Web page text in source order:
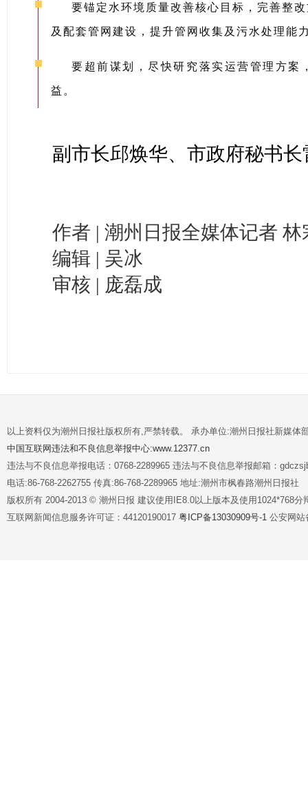
要锚定水环境质量改善核心目标，完善整
及配套管网建设，提升管网收集及污水处理能
要超前谋划，尽快研究落实运营管理方
益。
副市长邱焕华、市政府秘书
作者 | 潮州日报全媒体记者 林
编辑 | 吴冰
审核 | 庞磊成
以上资料仅为潮州日报社版权所有,严禁转载。 承办单位:潮州日报社新媒体
中国互联网违法和不良信息举报中心:www.12377.cn
违法与不良信息举报电话：0768-2289965 违法与不良信息举报邮箱：
电话:86-768-2262755 传真:86-768-2289965 地址:潮州市枫春路潮州日报社
版权所有 2004-2013 © 潮州日报 建议使用IE8.0以上版本及使用1024*768分
互联网新闻信息服务许可证：44120190017 粤ICP备13030909号-1 公安网站